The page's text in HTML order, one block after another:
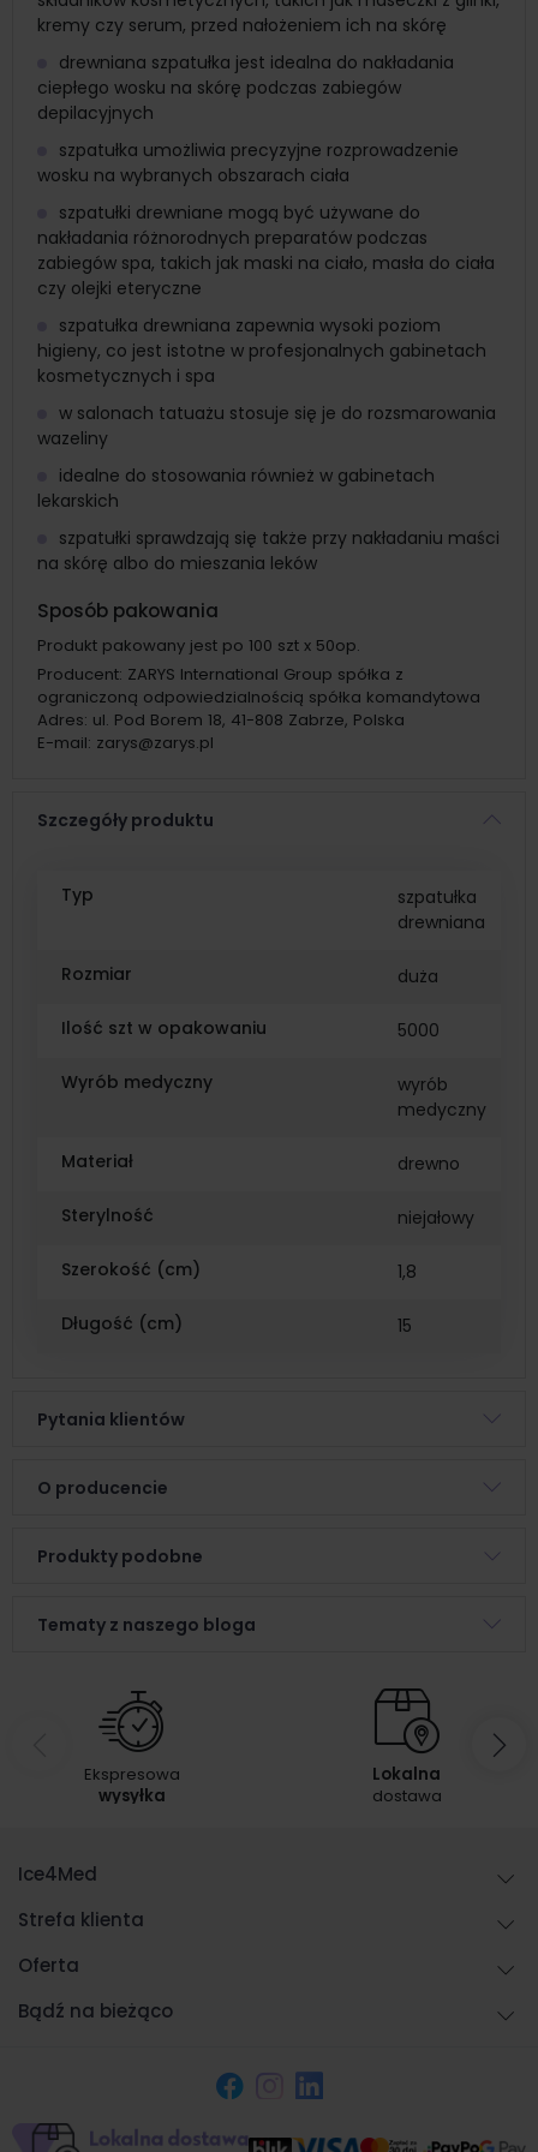
kremy czy serum, przed nałożeniem ich na skórę
drewniana szpatułka jest idealna do nakładania
ciepłego wosku na skórę podczas zabiegów
depilacyjnych
szpatułka umożliwia precyzyjne rozprowadzenie
wosku na wybranych obszarach ciała
szpatułki drewniane mogą być używane do
nakładania różnorodnych preparatów podczas
zabiegów spa, takich jak maski na ciało, masła do ciała
czy olejki eteryczne
szpatułka drewniana zapewnia wysoki poziom
higieny, co jest istotne w profesjonalnych gabinetach
kosmetycznych i spa
w salonach tatuażu stosuje się je do rozsmarowania
wazeliny
idealne do stosowania również w gabinetach
lekarskich
szpatułki sprawdzają się także przy nakładaniu maści
na skórę albo do mieszania leków
Sposób pakowania
Produkt pakowany jest po 100 szt x 50op.
Producent: ZARYS International Group spółka z
ograniczoną odpowiedzialnością spółka komandytowa
Adres: ul. Pod Borem 18, 41-808 Zabrze, Polska
E-mail: zarys@zarys.pl
Szczegóły produktu
Typ
szpatułka
drewniana
Rozmiar duża
Ilość szt w opakowaniu 5000
Wyrób medyczny
wyrób
medyczny
Materiał drewno
Sterylność niejałowy
Szerokość (cm) 1,8
Długość (cm) 15
Pytania klientów
O producencie
Produkty podobne
Tematy z naszego bloga
Ekspresowa
wysyłka
Lokalna
dostawa
Ice4Med
Strefa klienta
Oferta
Bądź na bieżąco